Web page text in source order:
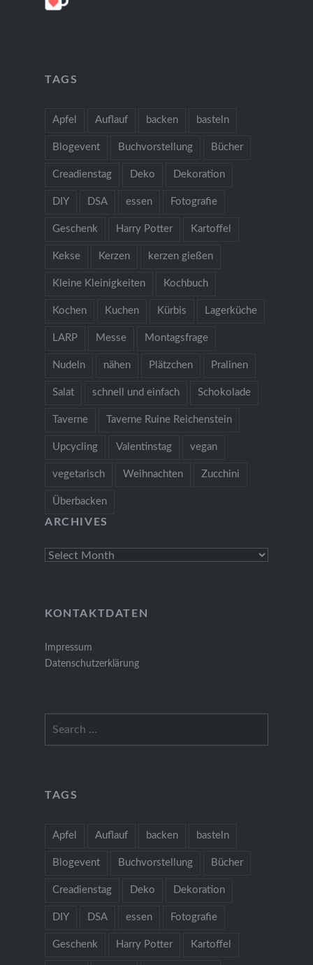
TAGS
Apfel Auflauf backen basteln
Blogevent Buchvorstellung Bücher
Creadienstag Deko Dekoration
DIY DSA essen Fotografie
Geschenk Harry Potter Kartoffel
Kekse Kerzen kerzen gießen
Kleine Kleinigkeiten Kochbuch
Kochen Kuchen Kürbis Lagerküche
LARP Messe Montagsfrage
Nudeln nähen Plätzchen Pralinen
Salat schnell und einfach Schokolade
Taverne Taverne Ruine Reichenstein
Upcycling Valentinstag vegan
vegetarisch Weihnachten Zucchini
Überbacken
ARCHIVES
Archives
KONTAKTDATEN
Impressum
Datenschutzerklärung
TAGS
Apfel Auflauf backen basteln
Blogevent Buchvorstellung Bücher
Creadienstag Deko Dekoration
DIY DSA essen Fotografie
Geschenk Harry Potter Kartoffel